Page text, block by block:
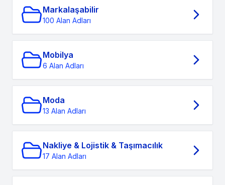
Markalaşabilir
100 Alan Adları
Mobilya
6 Alan Adları
Moda
13 Alan Adları
Nakliye & Lojistik & Taşımacılık
17 Alan Adları